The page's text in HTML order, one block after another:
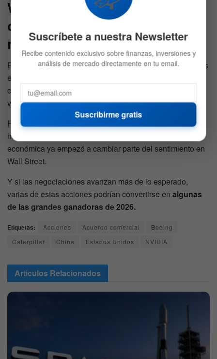
Wall Street empieza a apostar
otra vez por un escenario
menos agresivo
El mercado todavía mantiene cautela porque las tensiones
entre China y Estados Unidos siguen lejos de resolverse
completamente. Temas como Taiwán, chips avanzados y
vehículos eléctricos continúan siendo focos de conflicto.
Pero el solo hecho de que ambas potencias vuelvan a
hablar de reducción de aranceles y cooperación
económica ya empezó a cambiar parte del sentimiento en
Wall Street.
Y si las negociaciones avanzan más de lo esperado,
varias de estas acciones podrían convertirse en algunas
de las grandes ganadoras de 2026.
Etiquetas: Acciones Acuerdo comercial
Boeing
Caterpillar
China Estados Unidos NVIDIA
Articulos Relacionados
Suscríbete a nuestra Newsletter
Recibe contenido exclusivo sobre finanzas, inversiones y
análisis de mercado directamente en tu email.
Suscribirme gratis